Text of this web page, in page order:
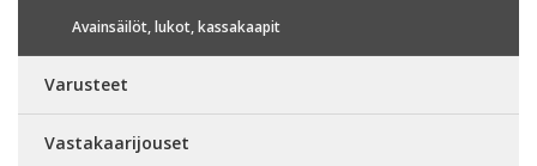
Avainsäilöt, lukot, kassakaapit
Varusteet
Vastakaarijouset